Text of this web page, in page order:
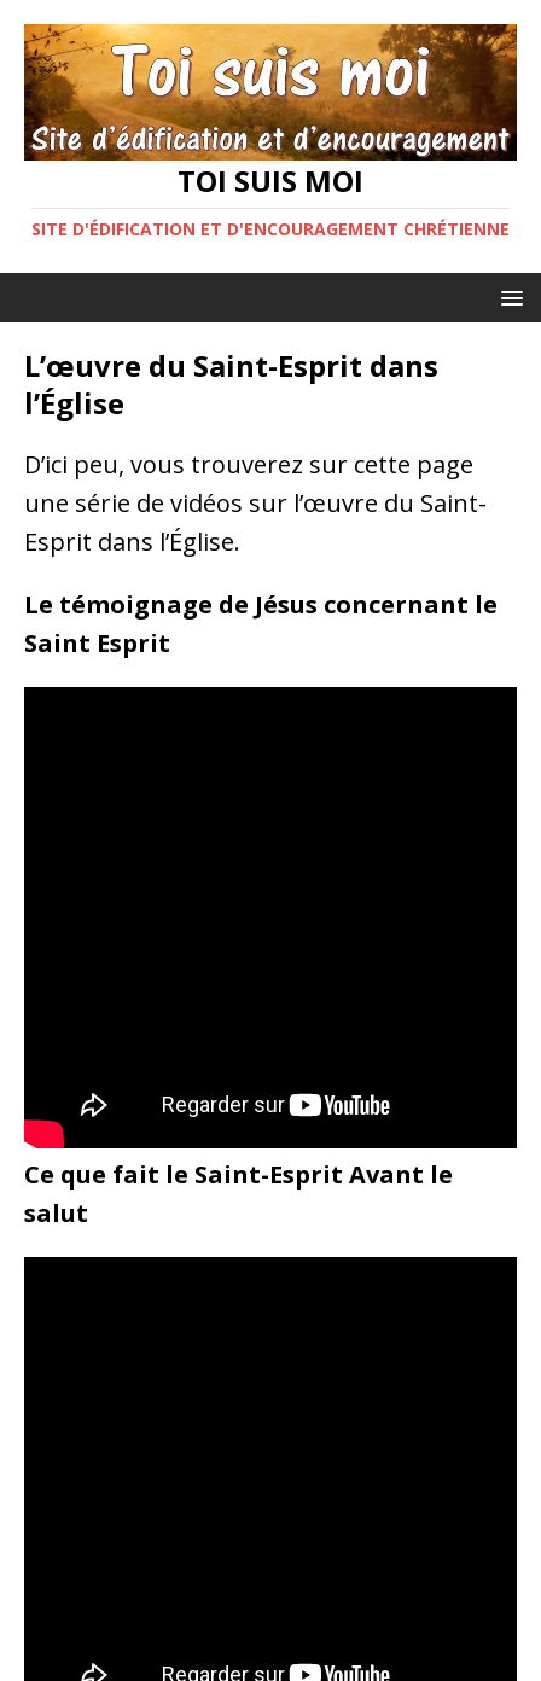
TOI SUIS MOI
SITE D'ÉDIFICATION ET D'ENCOURAGEMENT CHRÉTIENNE
L’œuvre du Saint-Esprit dans
l’Église
D’ici peu, vous trouverez sur cette page
une série de vidéos sur l’œuvre du Saint-
Esprit dans l’Église.
Le témoignage de Jésus concernant le
Saint Esprit
Ce que fait le Saint-Esprit Avant le
salut